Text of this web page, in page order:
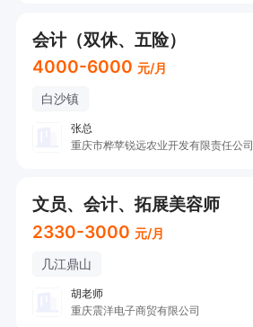
会计（双休、五险）
4000-6000 元/月
白沙镇
张总
重庆市桦苹锐远农业开发有限责任公司
文员、会计、拓展美容师
2330-3000 元/月
几江鼎山
胡老师
重庆震洋电子商贸有限公司